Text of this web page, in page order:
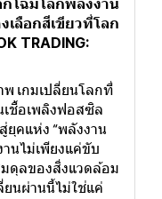
กโฉมโลกพลังงาน
ลือกสีเขียวที่โลก
TRADING:
พ เกมเปลี่ยนโลกที่
ชื้อเพลิงฟอสซิล
ยุคแห่ง “พลังงาน
นไม่เพียงแค่ขับ
ดุลของสิ่งแวดล้อม
ยนผ่านนี้ไม่ใช่แค่